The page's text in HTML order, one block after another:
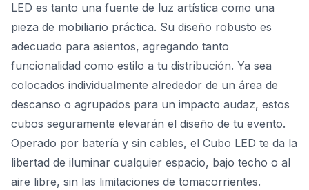
LED es tanto una fuente de luz artística como una
pieza de mobiliario práctica. Su diseño robusto es
adecuado para asientos, agregando tanto
funcionalidad como estilo a tu distribución. Ya sea
colocados individualmente alrededor de un área de
descanso o agrupados para un impacto audaz, estos
cubos seguramente elevarán el diseño de tu evento.
Operado por batería y sin cables, el Cubo LED te da la
libertad de iluminar cualquier espacio, bajo techo o al
aire libre, sin las limitaciones de tomacorrientes.